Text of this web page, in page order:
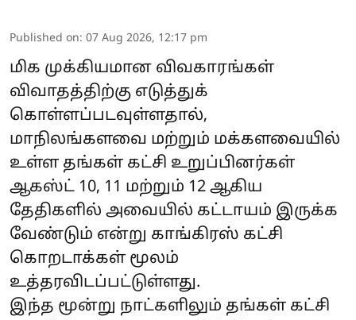
Published on: 07 Aug 2026, 12:17 pm
மிக முக்கியமான விவகாரங்கள்
விவாதத்திற்கு எடுத்துக்
கொள்ளப்படவுள்ளதால்,
மாநிலங்களவை மற்றும் மக்களவையில்
உள்ள தங்கள் கட்சி உறுப்பினர்கள்
ஆகஸ்ட் 10, 11 மற்றும் 12 ஆகிய
தேதிகளில் அவையில் கட்டாயம் இருக்க
வேண்டும் என்று காங்கிரஸ் கட்சி
கொறடாக்கள் மூலம்
உத்தரவிடப்பட்டுள்ளது.
இந்த மூன்று நாட்களிலும் தங்கள் கட்சி